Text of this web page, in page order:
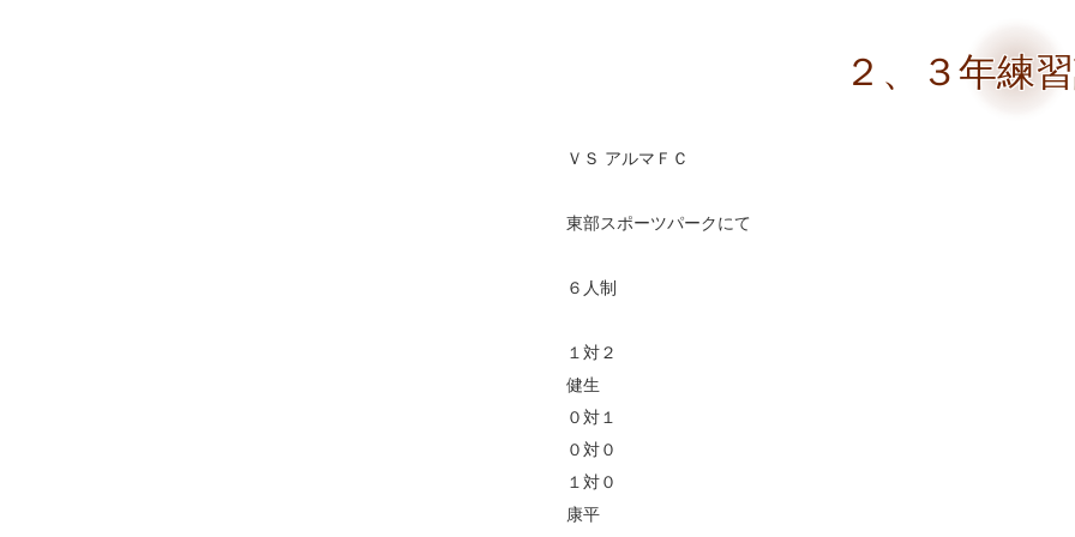
２、３年練
ＶＳ アルマＦＣ
東部スポーツパークにて
６人制
１対２
健生
０対１
０対０
１対０
康平